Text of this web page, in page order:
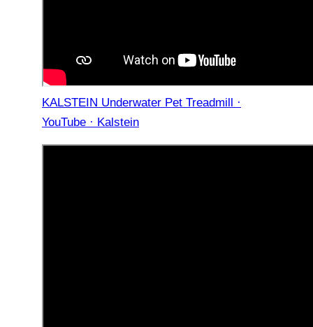
KALSTEIN Underwater Pet Treadmill ·
YouTube · Kalstein